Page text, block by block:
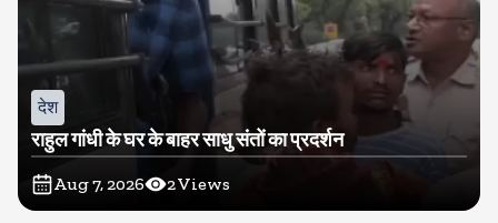
देश
राहुल गांधी के घर के बाहर साधु संतों का प्रदर्शन
Aug 7, 2026 2Views